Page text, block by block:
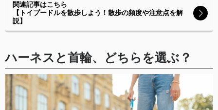
関連記事はこちら
【トイプードルを散歩しよう！散歩の頻度や注意点を解
説】
ハーネスと首輪、どちらを選ぶ？